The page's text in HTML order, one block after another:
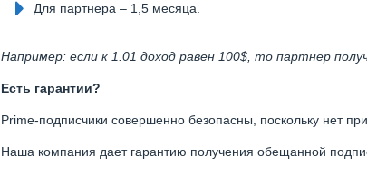
Для партнера – 1,5 месяца.
Например: если к 1.01 доход равен 100$, то партнер
Есть гарантии?
Prime-подписчики совершенно безопасны, поскольку нет
Наша компания дает гарантию получения обещанной